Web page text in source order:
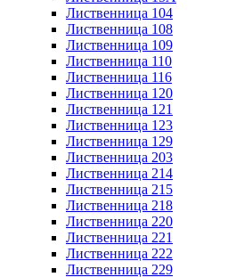
Лиственница 104
Лиственница 108
Лиственница 109
Лиственница 110
Лиственница 116
Лиственница 120
Лиственница 121
Лиственница 123
Лиственница 129
Лиственница 203
Лиственница 214
Лиственница 215
Лиственница 218
Лиственница 220
Лиственница 221
Лиственница 222
Лиственница 229